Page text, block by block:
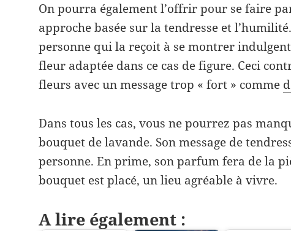
On pourra également l’offrir pour se faire
approche basée sur la tendresse et
personne qui la reçoit à se montrer
fleur adaptée dans ce cas de figure. Ceci
fleurs avec un message trop « fort » comme
Dans tous les cas, vous ne pourrez pas
bouquet de lavande. Son message de
personne. En prime, son parfum fera de la
bouquet est placé, un lieu agréable à vivre.
A lire également :